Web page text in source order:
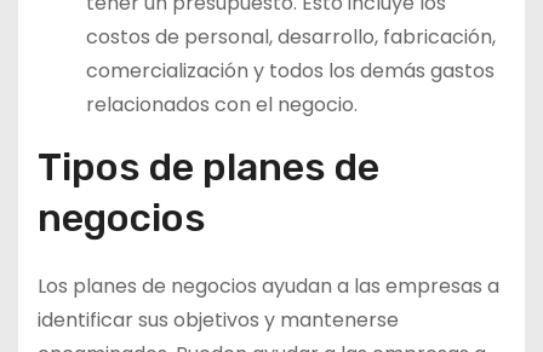
costos de personal, desarrollo, fabricación,
comercialización y todos los demás gastos
relacionados con el negocio.
Tipos de planes de
negocios
Los planes de negocios ayudan a las empresas a
identificar sus objetivos y mantenerse